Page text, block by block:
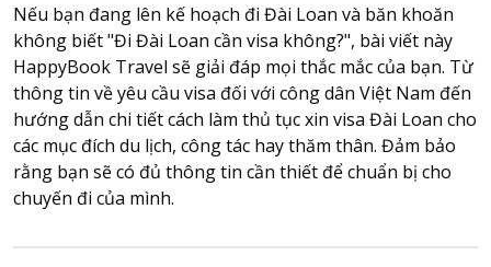
Yacht
For you
Register as a collaborator
Payment instructions
Instructions for booking tickets
Transfer information
Nếu bạn đang lên kế hoạch đi Đài Loan và băn khoăn
không biết "Đi Đài Loan cần visa không?", bài viết này
HappyBook Travel sẽ giải đáp mọi thắc mắc của bạn. Từ
thông tin về yêu cầu visa đối với công dân Việt Nam đến
hướng dẫn chi tiết cách làm thủ tục xin visa Đài Loan cho
các mục đích du lịch, công tác hay thăm thân. Đảm bảo
rằng bạn sẽ có đủ thông tin cần thiết để chuẩn bị cho
chuyến đi của mình.